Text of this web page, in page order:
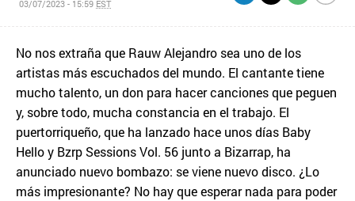
03/07/2023 - 15:59 EST
No nos extraña que Rauw Alejandro sea uno de los
artistas más escuchados del mundo. El cantante tiene
mucho talento, un don para hacer canciones que peguen
y, sobre todo, mucha constancia en el trabajo. El
puertorriqueño, que ha lanzado hace unos días Baby
Hello y Bzrp Sessions Vol. 56 junto a Bizarrap, ha
anunciado nuevo bombazo: se viene nuevo disco. ¿Lo
más impresionante? No hay que esperar nada para poder